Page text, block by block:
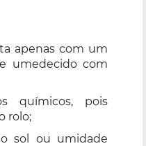
apenas com um
umedecido com
químicos, pois
rolo;
sol ou umidade